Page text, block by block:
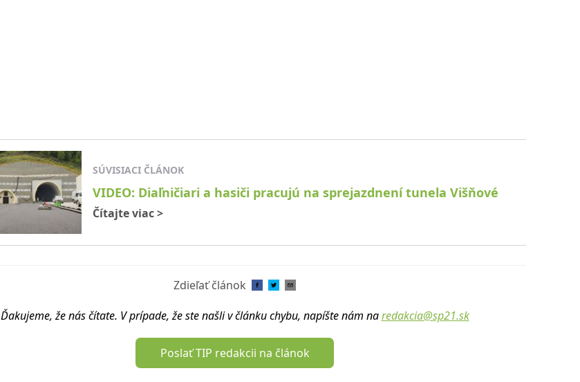
SÚVISIACI ČLÁNOK
VIDEO: Diaľničiari a hasiči pracujú na sprejazdnení tunela Višňové
Čítajte viac>
Zdieľať článok
Ďakujeme, že nás čítate. V prípade, že ste našli v článku chybu, napíšte nám na redakcia@sp21.sk
Poslať TIP redakcii na článok